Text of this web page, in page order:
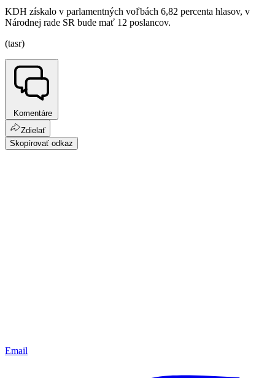
KDH získalo v parlamentných voľbách 6,82 percenta hlasov, v
Národnej rade SR bude mať 12 poslancov.
(tasr)
Komentáre
Zdielať
Skopírovať odkaz
Email